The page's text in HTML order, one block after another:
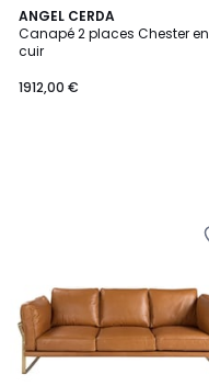
ANGEL CERDA
Canapé 2 places Chester en
cuir
1912,00 €